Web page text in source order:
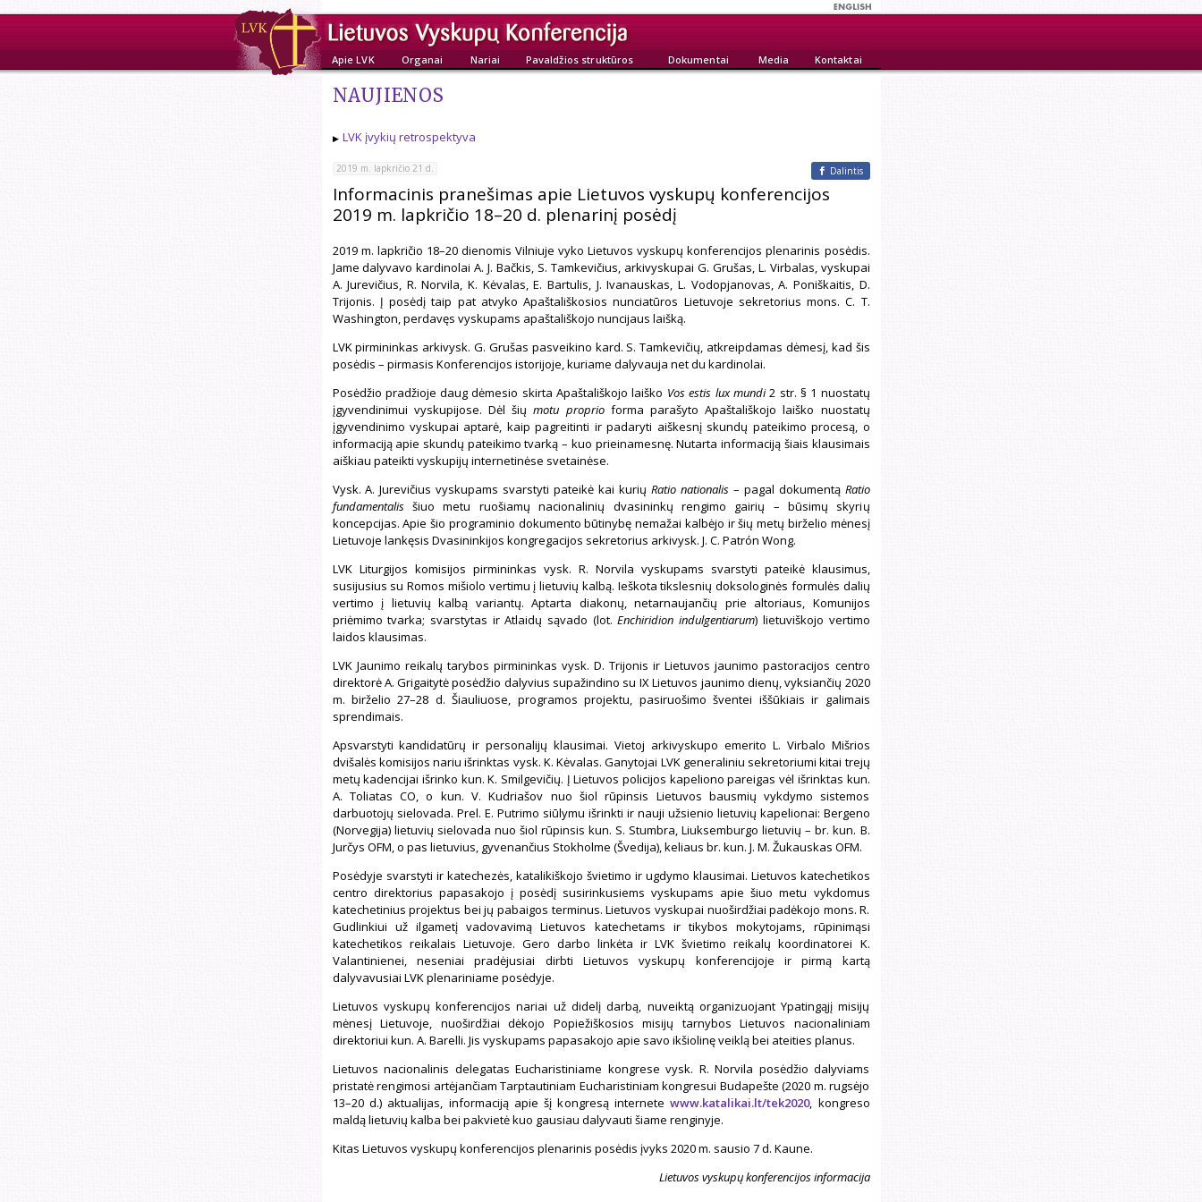
Apie LVK Organai Nariai Pavaldžios struktūros Dokumentai Media Kontaktai
NAUJIENOS
LVK įvykių retrospektyva
Dalintis
2019 m. lapkričio 21 d.
Informacinis pranešimas apie Lietuvos vyskupų konferencijos
2019 m. lapkričio 18–20 d. plenarinį posėdį
2019 m. lapkričio 18–20 dienomis Vilniuje vyko Lietuvos vyskupų konferencijos plenarinis posėdis.
Jame dalyvavo kardinolai A. J. Bačkis, S. Tamkevičius, arkivyskupai G. Grušas, L. Virbalas, vyskupai
A. Jurevičius, R. Norvila, K. Kėvalas, E. Bartulis, J. Ivanauskas, L. Vodopjanovas, A. Poniškaitis, D.
Trijonis. Į posėdį taip pat atvyko Apaštališkosios nunciatūros Lietuvoje sekretorius mons. C. T.
Washington, perdavęs vyskupams apaštališkojo nuncijaus laišką.
LVK pirmininkas arkivysk. G. Grušas pasveikino kard. S. Tamkevičių, atkreipdamas dėmesį, kad šis
posėdis – pirmasis Konferencijos istorijoje, kuriame dalyvauja net du kardinolai.
Posėdžio pradžioje daug dėmesio skirta Apaštališkojo laiško Vos estis lux mundi2 str. § 1 nuostatų
įgyvendinimui vyskupijose. Dėl šiųmotu proprioforma parašyto Apaštališkojo laiško nuostatų
įgyvendinimo vyskupai aptarė, kaip pagreitinti ir padaryti aiškesnį skundų pateikimo procesą, o
informaciją apie skundų pateikimo tvarką – kuo prieinamesnę. Nutarta informaciją šiais klausimais
aiškiau pateikti vyskupijų internetinėse svetainėse.
Vysk. A. Jurevičius vyskupams svarstyti pateikė kai kurių Ratio nationalis– pagal dokumentą Ratio
fundamentalisšiuo metu ruošiamų nacionalinių dvasininkų rengimo gairių – būsimų skyrių
koncepcijas. Apie šio programinio dokumento būtinybę nemažai kalbėjo ir šių metų birželio mėnesį
Lietuvoje lankęsis Dvasininkijos kongregacijos sekretorius arkivysk. J. C. Patrón Wong.
LVK Liturgijos komisijos pirmininkas vysk. R. Norvila vyskupams svarstyti pateikė klausimus,
susijusius su Romos mišiolo vertimu į lietuvių kalbą. Ieškota tikslesnių doksologinės formulės dalių
vertimo į lietuvių kalbą variantų. Aptarta diakonų, netarnaujančių prie altoriaus, Komunijos
priėmimo tvarka; svarstytas ir Atlaidų sąvado (lot.Enchiridion indulgentiarum) lietuviškojo vertimo
laidos klausimas.
LVK Jaunimo reikalų tarybos pirmininkas vysk. D. Trijonis ir Lietuvos jaunimo pastoracijos centro
direktorė A. Grigaitytė posėdžio dalyvius supažindino su IX Lietuvos jaunimo dienų, vyksiančių 2020
m. birželio 27–28 d. Šiauliuose, programos projektu, pasiruošimo šventei iššūkiais ir galimais
sprendimais.
Apsvarstyti kandidatūrų ir personalijų klausimai. Vietoj arkivyskupo emerito L. Virbalo Mišrios
dvišalės komisijos nariu išrinktas vysk. K. Kėvalas. Ganytojai LVK generaliniu sekretoriumi kitai trejų
metų kadencijai išrinko kun. K. Smilgevičių. Į Lietuvos policijos kapeliono pareigas vėl išrinktas kun.
A. Toliatas CO, o kun. V. Kudriašov nuo šiol rūpinsis Lietuvos bausmių vykdymo sistemos
darbuotojų sielovada. Prel. E. Putrimo siūlymu išrinkti ir nauji užsienio lietuvių kapelionai: Bergeno
(Norvegija) lietuvių sielovada nuo šiol rūpinsis kun. S. Stumbra, Liuksemburgo lietuvių – br. kun. B.
Jurčys OFM, o pas lietuvius, gyvenančius Stokholme (Švedija), keliaus br. kun. J. M. Žukauskas OFM.
Posėdyje svarstyti ir katechezės, katalikiškojo švietimo ir ugdymo klausimai. Lietuvos katechetikos
centro direktorius papasakojo į posėdį susirinkusiems vyskupams apie šiuo metu vykdomus
katechetinius projektus bei jų pabaigos terminus. Lietuvos vyskupai nuoširdžiai padėkojo mons. R.
Gudlinkiui už ilgametį vadovavimą Lietuvos katechetams ir tikybos mokytojams, rūpinimąsi
katechetikos reikalais Lietuvoje. Gero darbo linkėta ir LVK švietimo reikalų koordinatorei K.
Valantinienei, neseniai pradėjusiai dirbti Lietuvos vyskupų konferencijoje ir pirmą kartą
dalyvavusiai LVK plenariniame posėdyje.
Lietuvos vyskupų konferencijos nariai už didelį darbą, nuveiktą organizuojant Ypatingąjį misijų
mėnesį Lietuvoje, nuoširdžiai dėkojo Popiežiškosios misijų tarnybos Lietuvos nacionaliniam
direktoriui kun. A. Barelli. Jis vyskupams papasakojo apie savo ikšiolinę veiklą bei ateities planus.
Lietuvos nacionalinis delegatas Eucharistiniame kongrese vysk. R. Norvila posėdžio dalyviams
pristatė rengimosi artėjančiam Tarptautiniam Eucharistiniam kongresui Budapešte (2020 m. rugsėjo
13–20 d.) aktualijas, informaciją apie šį kongresą internetewww.katalikai.lt/tek2020, kongreso
maldą lietuvių kalba bei pakvietė kuo gausiau dalyvauti šiame renginyje.
Kitas Lietuvos vyskupų konferencijos plenarinis posėdis įvyks 2020 m. sausio 7 d. Kaune.
Lietuvos vyskupų konferencijos informacija